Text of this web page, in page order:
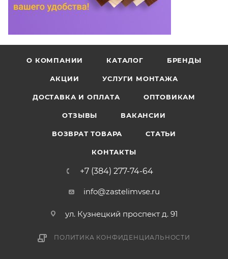
О КОМПАНИИ КАТАЛОГ БРЕНДЫ
АКЦИИ УСЛУГИ МОНТАЖА
ДОСТАВКА И ОПЛАТА ОПТОВИКАМ
ОТЗЫВЫ ВАКАНСИИ
ВОЗВРАТ ТОВАРА СТАТЬИ
КОНТАКТЫ
+7 (384) 277-74-64
info@zastelimvse.ru
ул. Кузнецкий проспект д. 91
ПОЛИТИКА КОНФИДЕНЦИАЛЬНОСТИ